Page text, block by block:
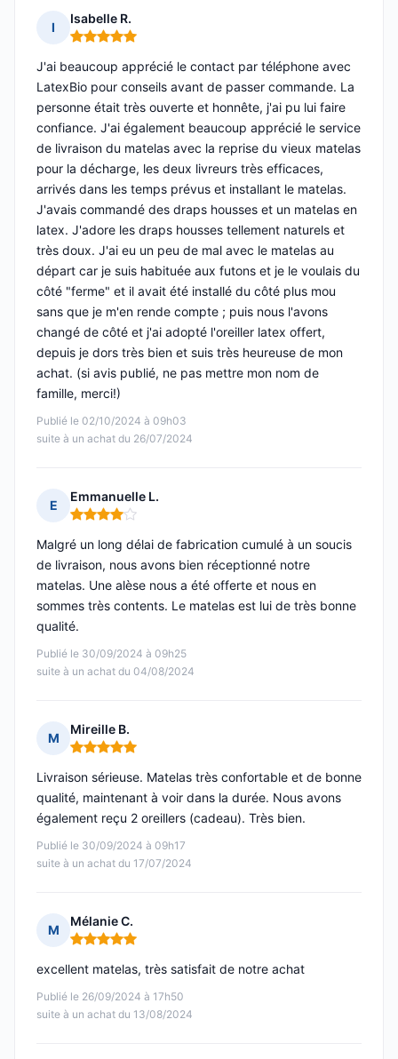
I
Isabelle R.
Note : 5 sur 5
Publié le 02/10/2024 à 09h03
suite à un achat du 26/07/2024
J'ai beaucoup apprécié le contact par téléphone avec
LatexBio pour conseils avant de passer commande. La
personne était très ouverte et honnête, j'ai pu lui faire
confiance. J'ai également beaucoup apprécié le service
de livraison du matelas avec la reprise du vieux matelas
pour la décharge, les deux livreurs très efficaces,
arrivés dans les temps prévus et installant le matelas.
J'avais commandé des draps housses et un matelas en
latex. J'adore les draps housses tellement naturels et
très doux. J'ai eu un peu de mal avec le matelas au
départ car je suis habituée aux futons et je le voulais du
côté "ferme" et il avait été installé du côté plus mou
sans que je m'en rende compte ; puis nous l'avons
changé de côté et j'ai adopté l'oreiller latex offert,
depuis je dors très bien et suis très heureuse de mon
achat. (si avis publié, ne pas mettre mon nom de
famille, merci!)
E
Emmanuelle L.
Note : 4 sur 5
Publié le 30/09/2024 à 09h25
suite à un achat du 04/08/2024
Malgré un long délai de fabrication cumulé à un soucis
de livraison, nous avons bien réceptionné notre
matelas. Une alèse nous a été offerte et nous en
sommes très contents. Le matelas est lui de très bonne
qualité.
M
Mireille B.
Note : 5 sur 5
Publié le 30/09/2024 à 09h17
suite à un achat du 17/07/2024
Livraison sérieuse. Matelas très confortable et de bonne
qualité, maintenant à voir dans la durée. Nous avons
également reçu 2 oreillers (cadeau). Très bien.
M
Mélanie C.
Note : 5 sur 5
Publié le 26/09/2024 à 17h50
suite à un achat du 13/08/2024
excellent matelas, très satisfait de notre achat